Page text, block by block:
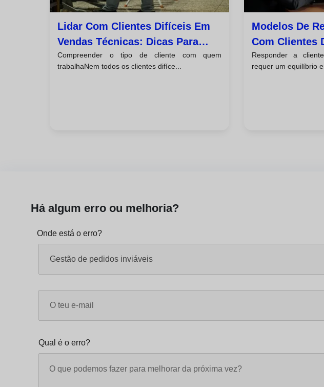
Lidar Com Clientes Difíceis Em
Vendas Técnicas: Dicas Para
Fechos De Negócio Bem-
Sucedidos
Compreender o tipo de cliente com quem
trabalhaNem todos os clientes difíce...
Modelos De
Com Clientes
Responder a
requer um equilíbrio
Há algum erro ou melhoria?
Onde está o erro?
Qual é o erro?